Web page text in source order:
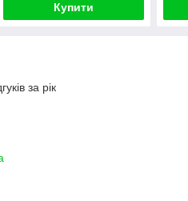
Купити
за рік